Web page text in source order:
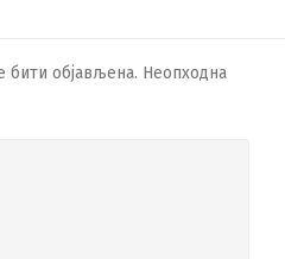
објављена. Неопходна